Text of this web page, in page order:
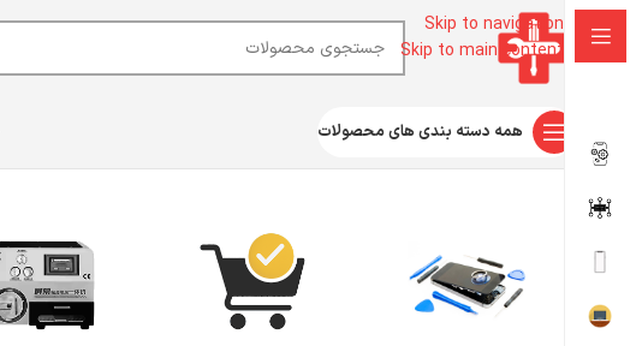
Skip to navigation
Skip to main content
همه دسته بندی های محصولات
خانه